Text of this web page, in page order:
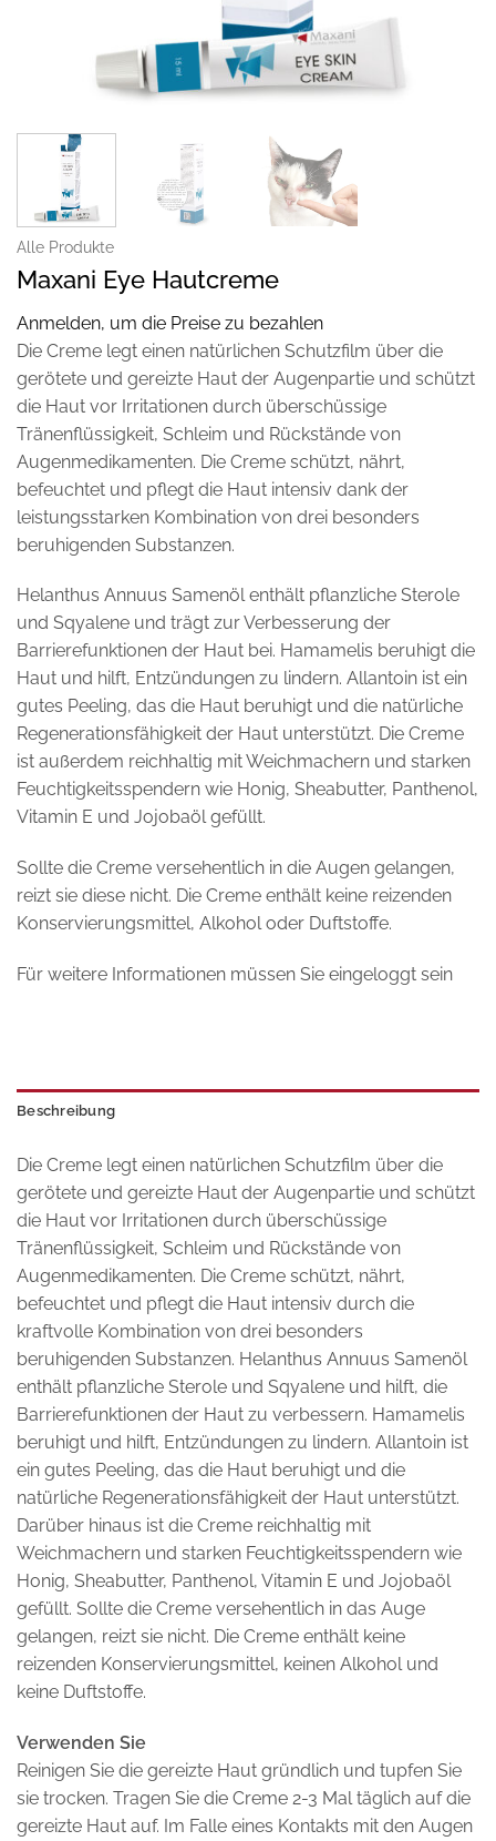
Alle Produkte
Maxani Eye Hautcreme
Anmelden, um die Preise zu bezahlen
Die Creme legt einen natürlichen Schutzfilm über die
gerötete und gereizte Haut der Augenpartie und schützt
die Haut vor Irritationen durch überschüssige
Tränenflüssigkeit, Schleim und Rückstände von
Augenmedikamenten. Die Creme schützt, nährt,
befeuchtet und pflegt die Haut intensiv dank der
leistungsstarken Kombination von drei besonders
beruhigenden Substanzen.
Helanthus Annuus Samenöl enthält pflanzliche Sterole
und Sqyalene und trägt zur Verbesserung der
Barrierefunktionen der Haut bei. Hamamelis beruhigt die
Haut und hilft, Entzündungen zu lindern. Allantoin ist ein
gutes Peeling, das die Haut beruhigt und die natürliche
Regenerationsfähigkeit der Haut unterstützt. Die Creme
ist außerdem reichhaltig mit Weichmachern und starken
Feuchtigkeitsspendern wie Honig, Sheabutter, Panthenol,
Vitamin E und Jojobaöl gefüllt.
Sollte die Creme versehentlich in die Augen gelangen,
reizt sie diese nicht. Die Creme enthält keine reizenden
Konservierungsmittel, Alkohol oder Duftstoffe.
Für weitere Informationen müssen Sie eingeloggt sein
Beschreibung
Die Creme legt einen natürlichen Schutzfilm über die
gerötete und gereizte Haut der Augenpartie und schützt
die Haut vor Irritationen durch überschüssige
Tränenflüssigkeit, Schleim und Rückstände von
Augenmedikamenten. Die Creme schützt, nährt,
befeuchtet und pflegt die Haut intensiv durch die
kraftvolle Kombination von drei besonders
beruhigenden Substanzen. Helanthus Annuus Samenöl
enthält pflanzliche Sterole und Sqyalene und hilft, die
Barrierefunktionen der Haut zu verbessern. Hamamelis
beruhigt und hilft, Entzündungen zu lindern. Allantoin ist
ein gutes Peeling, das die Haut beruhigt und die
natürliche Regenerationsfähigkeit der Haut unterstützt.
Darüber hinaus ist die Creme reichhaltig mit
Weichmachern und starken Feuchtigkeitsspendern wie
Honig, Sheabutter, Panthenol, Vitamin E und Jojobaöl
gefüllt. Sollte die Creme versehentlich in das Auge
gelangen, reizt sie nicht. Die Creme enthält keine
reizenden Konservierungsmittel, keinen Alkohol und
keine Duftstoffe.
Verwenden Sie
Reinigen Sie die gereizte Haut gründlich und tupfen Sie
sie trocken. Tragen Sie die Creme 2-3 Mal täglich auf die
gereizte Haut auf. Im Falle eines Kontakts mit den Augen